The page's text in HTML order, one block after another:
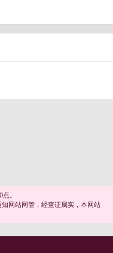
。
网站网管，经查证属实，本网站